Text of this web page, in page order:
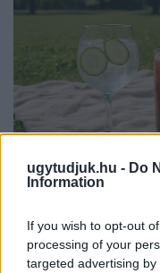
ugytudjuk.hu - Do
Information
If you wish to opt-out
processing of your
targeted advertising
Ahogy tavaszodik és a
támad kedve kirándulni